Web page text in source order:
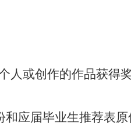
人或创作的作品获得
和应届毕业生推荐表